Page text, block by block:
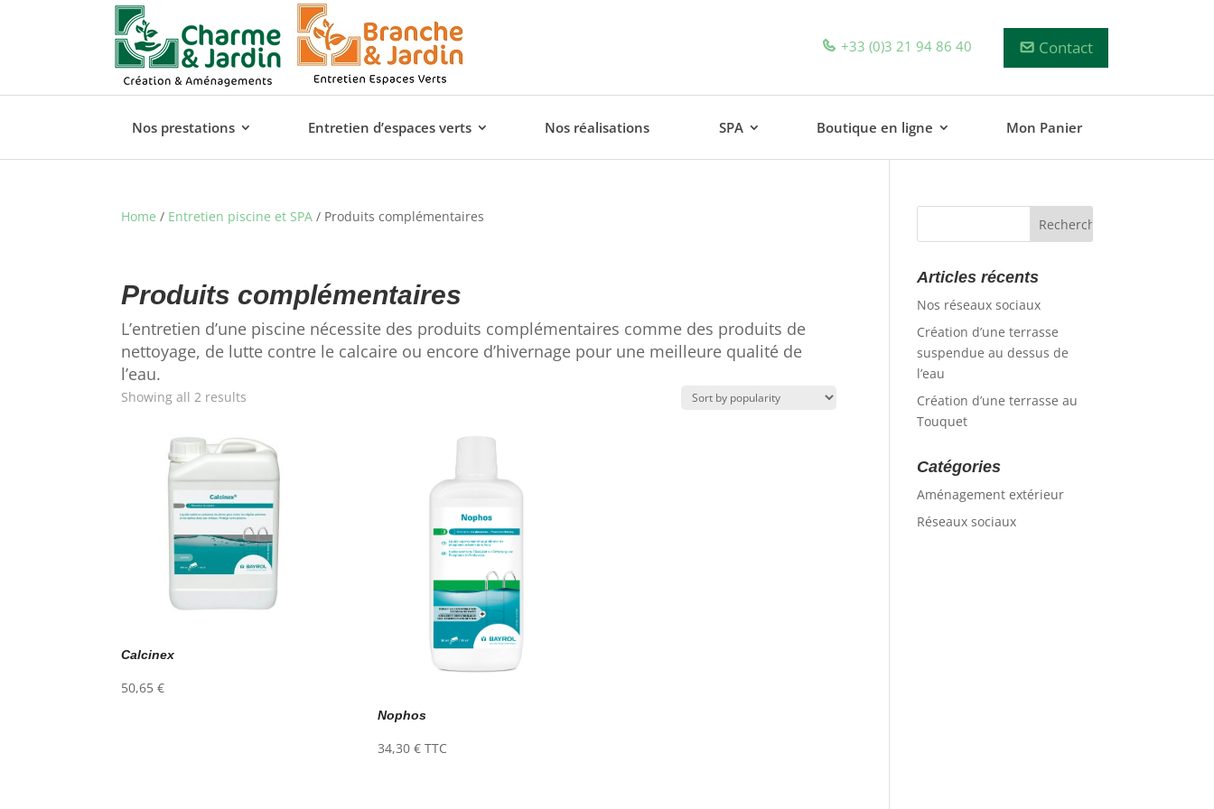
+33 (0)3 21 94 86 40 Contact
Nos prestations Entretien d’espaces verts Nos réalisations SPA Boutique en ligne Mon Panier
Home / Entretien piscine et SPA / Produits complémentaires
Produits complémentaires
L’entretien d’une piscine nécessite des produits complémentaires comme des produits de
nettoyage, de lutte contre le calcaire ou encore d’hivernage pour une meilleure qualité de
l’eau.
Showing all 2 results
Calcinex
50,65€
Nophos
34,30 € TTC
Articles récents
Nos réseaux sociaux
Création d’une terrasse
suspendue au dessus de
l’eau
Création d’une terrasse au
Touquet
Catégories
Aménagement extérieur
Réseaux sociaux